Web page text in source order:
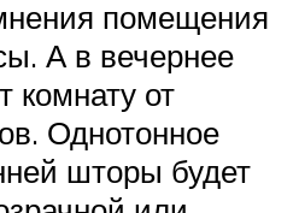
помещения
А в вечернее
комнату от
Однотонное
шторы будет